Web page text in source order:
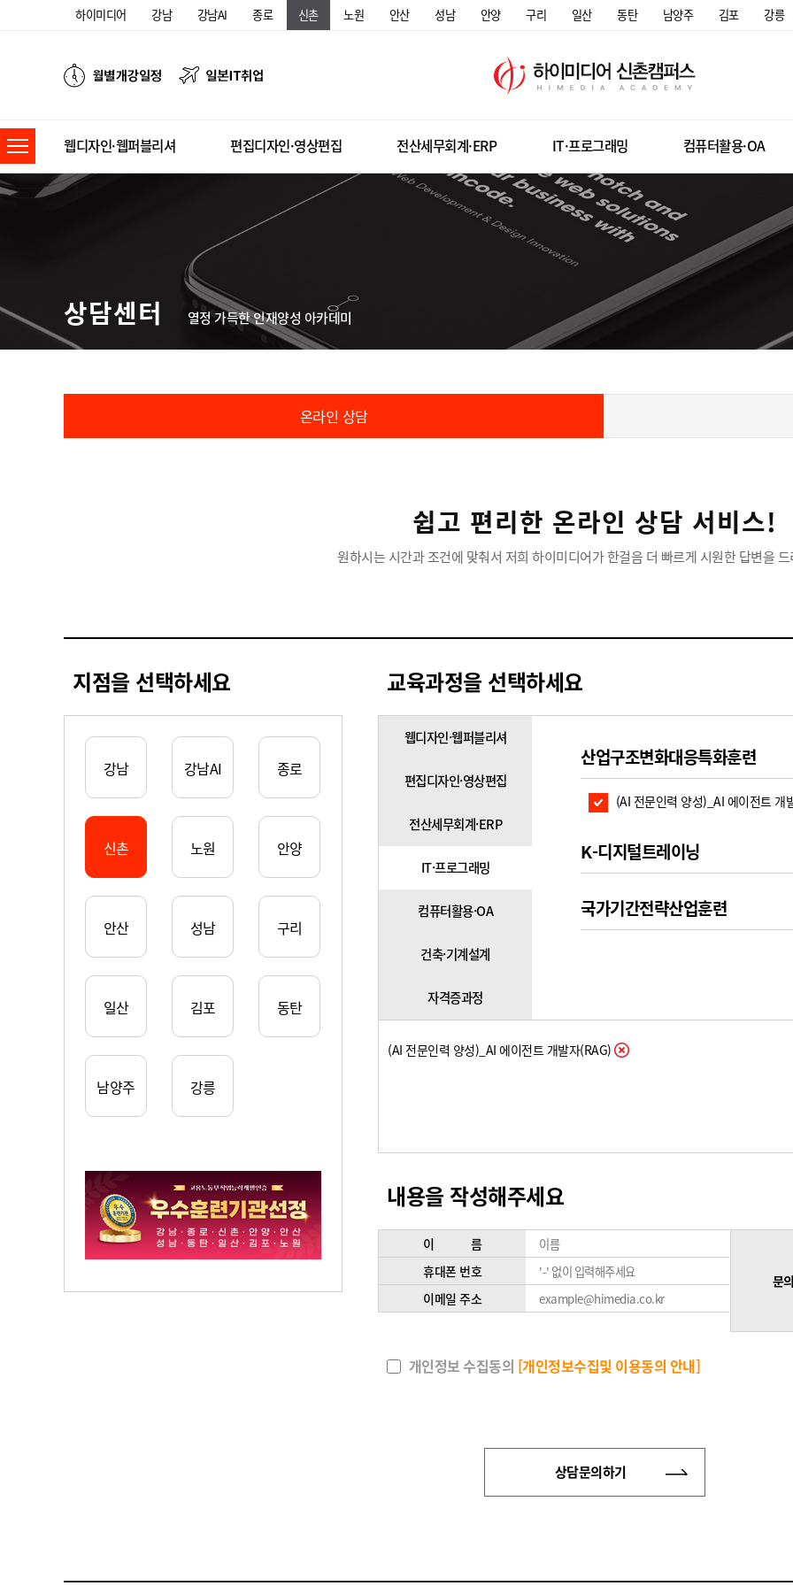
하이미디어 강남 강남AI 종로 신촌 노원 안산 성남 안양 구리 일산 동탄 남양주 김포 강릉
웹디자인·웹퍼블리셔 편집디자인·영상편집 전산세무회계·ERP IT·프로그래밍 컴퓨터활용·OA
상담센터 열정 가득한 인재양성 아카데미
온라인 상담
쉽고 편리한 온라인 상담 서비스!
원하시는 시간과 조건에 맞춰서 저희 하이미디어가 한걸음 더 빠르게 시원한 답변을
지점을 선택하세요
강남 강남AI 종로
신촌 노원 안양
안산 성남 구리
일산 김포 동탄
남양주 강릉
교육과정을 선택하세요
웹디자인·웹퍼블리셔
편집디자인·영상편집
전산세무회계·ERP
IT·프로그래밍
컴퓨터활용·OA
건축·기계설계
자격증과정
산업구조변화대응특화훈련
(AI 전문인력 양성)_AI 에이전트 개
K-디지털트레이닝
국가기간전략산업훈련
(AI 전문인력 양성)_AI 에이전트 개발자(RAG)
내용을 작성해주세요
이 름
휴대폰 번호
이메일 주소
문
개인정보 수집동의 [개인정보수집및 이용동의 안내]
상담문의하기